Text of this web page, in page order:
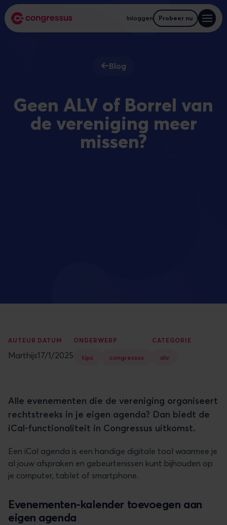
Inloggen Probeer nu
Blog
Geen ALV of Borrel van
de vereniging meer
missen?
AUTEUR
Marthijs
DATUM
17/1/2025
ONDERWERP
tips congressus
CATEGORIE
alv
Alle evenementen die de vereniging organiseert
rechtstreeks in je eigen agenda? Dan biedt de
iCal-functionaliteit in Congressus uitkomst.
Een iCal agenda is een handige digitale tool waarmee je
al jouw afspraken en gebeurtenissen kunt bijhouden op
je computer, tablet of smartphone.
Evenementen-kalender toevoegen aan
eigen agenda